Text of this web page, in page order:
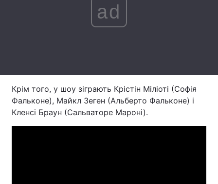
Статті
Послуги
ad
Крім того, у шоу зіграють Крістін Міліоті (Софія
Фальконе), Майкл Зеген (Альберто Фальконе) і
Кленсі Браун (Сальваторе Мароні).